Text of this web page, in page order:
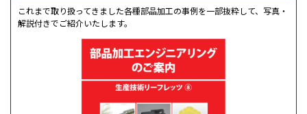
これまで取り扱ってきました各種部品加工の事例を一部抜粋して、写真・
解説付きでご紹介いたします。